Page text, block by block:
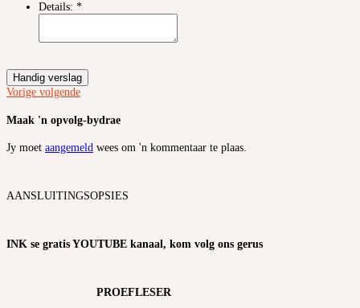
Details: *
Handig verslag
Vorige volgende
Maak 'n opvolg-bydrae
Jy moet aangemeld wees om 'n kommentaar te plaas.
AANSLUITINGSOPSIES
INK se gratis YOUTUBE kanaal, kom volg ons gerus
PROEFLESER